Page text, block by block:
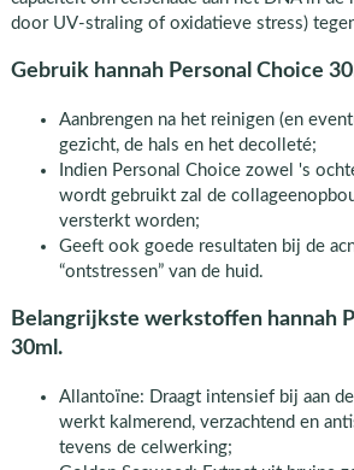
door UV-straling of oxidatieve stress)
Gebruik hannah Personal Choice
Aanbrengen na het reinigen (en
gezicht, de hals en het decolleté;
Indien Personal Choice zowel 's
wordt gebruikt zal de
versterkt worden;
Geeft ook goede resultaten bij de
“ontstressen” van de huid.
Belangrijkste werkstoffen hannah
30ml.
Allantoïne: Draagt intensief bij aan
werkt kalmerend, verzachtend en
tevens de celwerking;